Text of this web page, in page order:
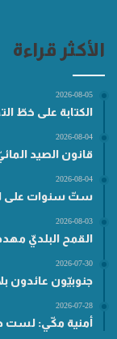
الأكثر قراءة
2026-08-05
الكتابة على خطّ
2026-08-04
قانون الصيد
2026-08-04
ستّ سنوات على
2026-08-03
القمح البلديّ
2026-07-30
جنوبيّون عائدون
2026-07-28
أمنية مكّي: لست